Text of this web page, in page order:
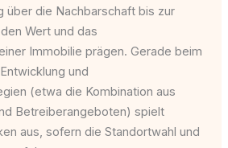
über die Nachbarschaft bis zur
Wert und das
Immobilie prägen. Gerade beim
und
(etwa die Kombination aus
Betreiberangeboten) spielt
aus, sofern die Standortwahl und